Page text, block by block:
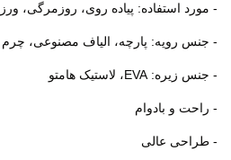
- مورد استفاده: پیاده روی، روزمرگی،
- جنس رویه: پارچه، الیاف مصنوعی،
- جنس زیره: EVA، لاستیک هامتو
- راحت و بادوام
- طراحی عالی